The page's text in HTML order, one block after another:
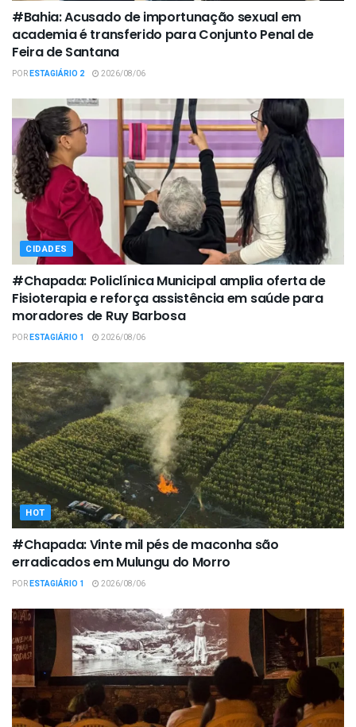
#Bahia: Acusado de importunação sexual em
academia é transferido para Conjunto Penal de
Feira de Santana
PORESTAGIÁRIO 2 2026/08/06
CIDADES
#Chapada: Policlínica Municipal amplia oferta de
Fisioterapia e reforça assistência em saúde para
moradores de Ruy Barbosa
PORESTAGIÁRIO 1 2026/08/06
HOT
#Chapada: Vinte mil pés de maconha são
erradicados em Mulungu do Morro
PORESTAGIÁRIO 1 2026/08/06